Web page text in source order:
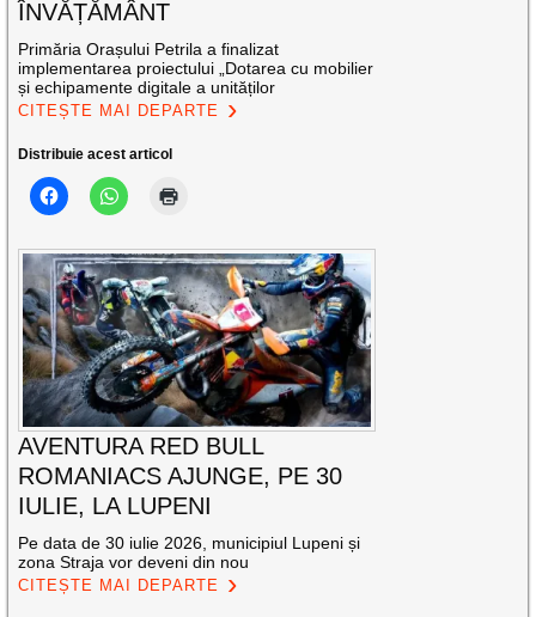
ÎNVĂȚĂMÂNT
Primăria Orașului Petrila a finalizat
implementarea proiectului „Dotarea cu mobilier
și echipamente digitale a unităților
CITEȘTE MAI DEPARTE
Distribuie acest articol
AVENTURA RED BULL
ROMANIACS AJUNGE, PE 30
IULIE, LA LUPENI
Pe data de 30 iulie 2026, municipiul Lupeni și
zona Straja vor deveni din nou
CITEȘTE MAI DEPARTE